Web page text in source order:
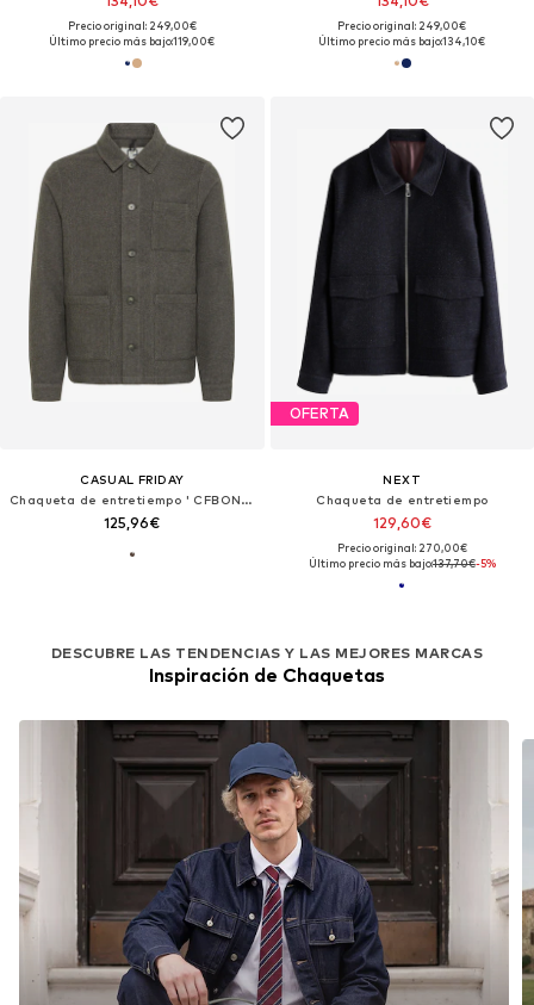
Precio original: 249,00€
Último precio más bajo:119,00€
Precio original: 249,00€
Último precio más bajo:134,10€
CASUAL FRIDAY
Chaqueta de entretiempo ' CFBONDE '
125,96€
DESCUBRE LAS TENDENCIAS Y LAS MEJORES MARCAS
Inspiración de Chaquetas
OFERTA
NEXT
Chaqueta de entretiempo
129,60€
Precio original: 270,00€
Último precio más bajo:137,70€-5%